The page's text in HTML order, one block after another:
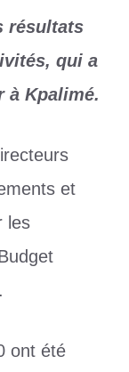
résultats
qui a
à Kpalimé.
et
les
ont été